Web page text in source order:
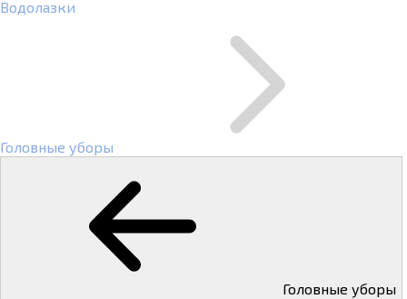
Водолазки
Головные уборы
Головные уборы